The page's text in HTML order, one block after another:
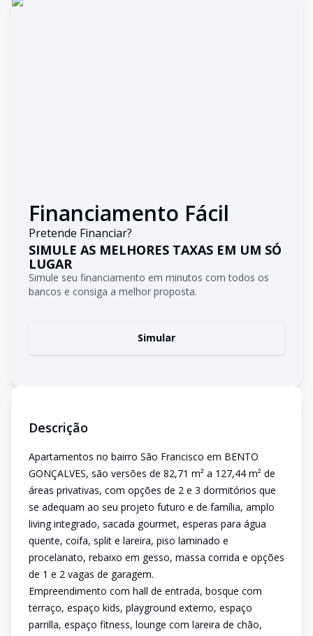
Financiamento Fácil
Pretende Financiar?
SIMULE AS MELHORES TAXAS EM UM SÓ
LUGAR
Simule seu financiamento em minutos com todos os
bancos e consiga a melhor proposta.
Simular
Descrição
Apartamentos no bairro São Francisco em BENTO
GONÇALVES, são versões de 82,71 m² a 127,44 m² de
áreas privativas, com opções de 2 e 3 dormitórios que
se adequam ao seu projeto futuro e de família, amplo
living integrado, sacada gourmet, esperas para água
quente, coifa, split e lareira, piso laminado e
procelanato, rebaixo em gesso, massa corrida e opções
de 1 e 2 vagas de garagem.
Empreendimento com hall de entrada, bosque com
terraço, espaço kids, playground externo, espaço
parrilla, espaço fitness, lounge com lareira de chão,